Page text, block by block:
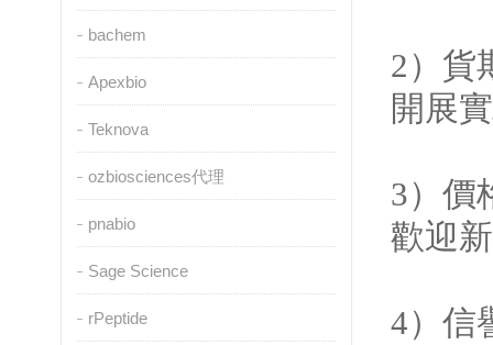
bachem
Apexbio
Teknova
ozbiosciences代理
pnabio
Sage Science
rPeptide
2）貨
開展
3）價
歡迎
4）信